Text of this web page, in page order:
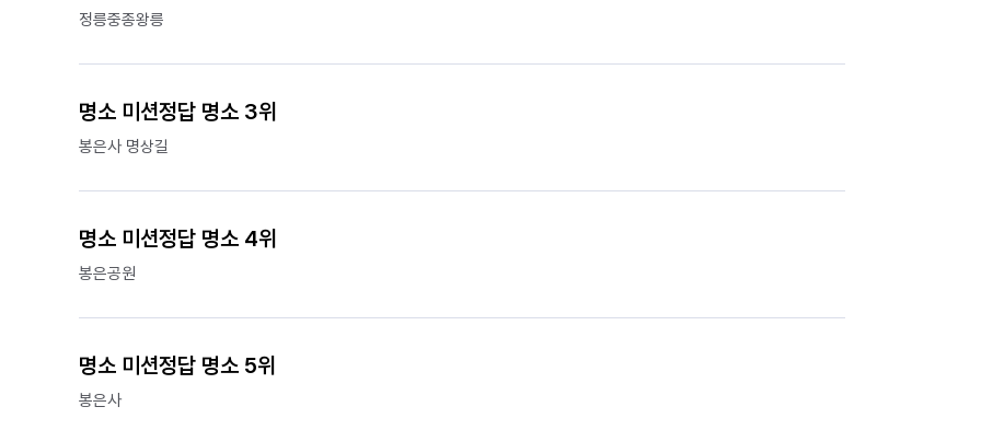
정릉중종왕릉
명소 미션정답 명소 3위
봉은사 명상길
명소 미션정답 명소 4위
봉은공원
명소 미션정답 명소 5위
봉은사